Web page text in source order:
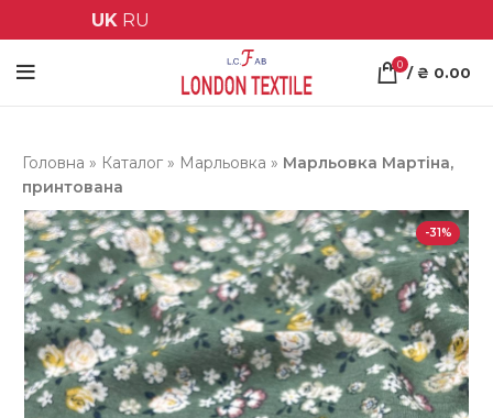
UK RU
0 / ₴ 0.00
Головна » Каталог » Марльовка » Марльовка Мартіна,
принтована
-31%